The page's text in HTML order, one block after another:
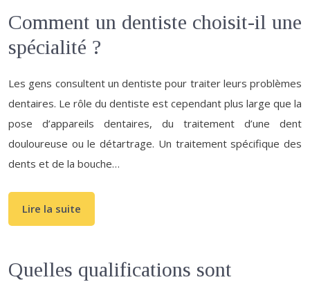
Comment un dentiste choisit-il une
spécialité ?
Les gens consultent un dentiste pour traiter leurs problèmes
dentaires. Le rôle du dentiste est cependant plus large que la
pose d’appareils dentaires, du traitement d’une dent
douloureuse ou le détartrage. Un traitement spécifique des
dents et de la bouche…
Lire la suite
Quelles qualifications sont